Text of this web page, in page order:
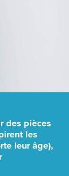
des pièces
les
leur âge),